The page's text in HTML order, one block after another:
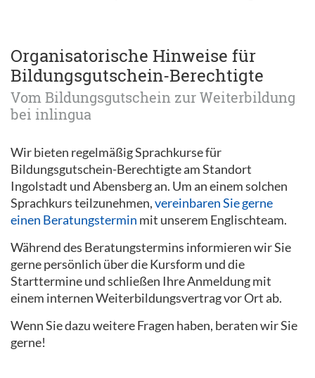
Organisatorische Hinweise für
Bildungsgutschein-Berechtigte
Vom Bildungsgutschein zur Weiterbildung
bei inlingua
Wir bieten regelmäßig Sprachkurse für
Bildungsgutschein-Berechtigte am Standort
Ingolstadt und Abensberg an. Um an einem solchen
Sprachkurs teilzunehmen,vereinbaren Sie gerne
einen Beratungstermin mit unserem Englischteam.
Während des Beratungstermins informieren wir Sie
gerne persönlich über die Kursform und die
Starttermine und schließen Ihre Anmeldung mit
einem internen Weiterbildungsvertrag vor Ort ab.
Wenn Sie dazu weitere Fragen haben, beraten wir Sie
gerne!